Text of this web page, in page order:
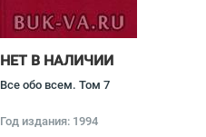
НЕТ В НАЛИЧИИ
Все обо всем. Том 7
Год издания: 1994